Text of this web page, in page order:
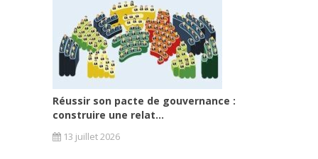
Réussir son pacte de gouvernance :
construire une relat...
13 juillet 2026